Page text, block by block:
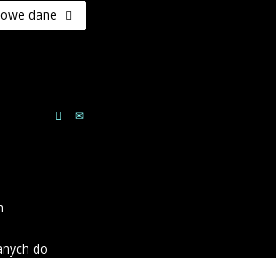
dane
do